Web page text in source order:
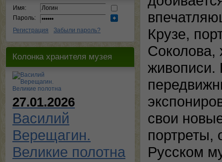
Имя:
Пароль:
Регистрация
Забыли пароль?
Колонка хранителя музея
27.01.2026
Василий
Верещагин.
Великие полотна
Крузе,
Соколова,
живописи.
свои
портреты,
Русском